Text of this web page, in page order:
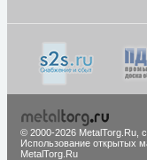
© 2000-2026 MetalTorg.Ru,
Использование открытых
MetalTorg.Ru